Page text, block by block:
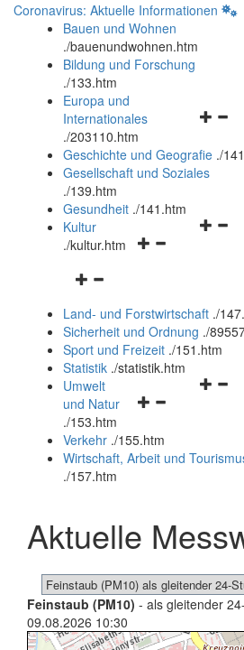
Coronavirus: Aktuelle Informationen
Bauen und Wohnen
./bauenundwohnen.htm
Bildung und Forschung
./133.htm
und
schließen
Europa und
Internationales
./203110.htm
Geschichte und Geografie ./
Gesellschaft und Soziales
./139.htm
Gesundheit ./141.htm
Navigationsmenü
Kultur
./kultur.htm
Navigationsmenü
und
schließen
Land- und Forstwirtschaft ./
Sicherheit und Ordnung ./
Sport und Freizeit ./151.htm
Statistik ./statistik.htm
Navigationsmenü
und
schließen
Umwelt
und Natur
./153.htm
Verkehr ./155.htm
Wirtschaft, Arbeit und
./157.htm
Aktuelle
Feinstaub (PM10) - als gleitender
09.08.2026 10:30